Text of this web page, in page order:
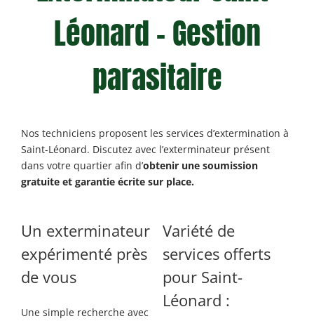
Léonard – Gestion
parasitaire
Nos techniciens proposent les services d’extermination à
Saint-Léonard. Discutez avec l’exterminateur présent
dans votre quartier afin d’obtenir une soumission
gratuite et garantie écrite sur place.
Un exterminateur
expérimenté près
de vous
Une simple recherche avec
Variété de
servicesofferts
pour Saint-
Léonard :